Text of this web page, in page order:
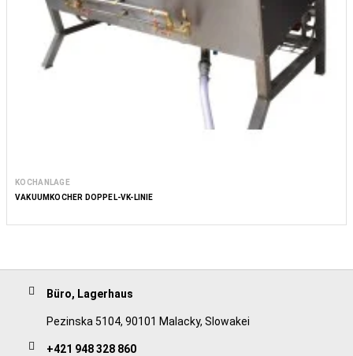
KOCHANLAGE
VAKUUMKOCHER DOPPEL-VK-LINIE
Büro, Lagerhaus
Pezinska 5104, 90101 Malacky, Slowakei
+421 948 328 860